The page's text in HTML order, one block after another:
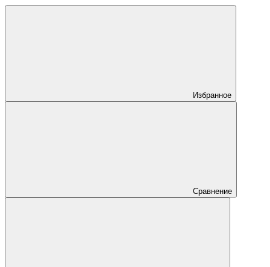
Избранное
Сравнение